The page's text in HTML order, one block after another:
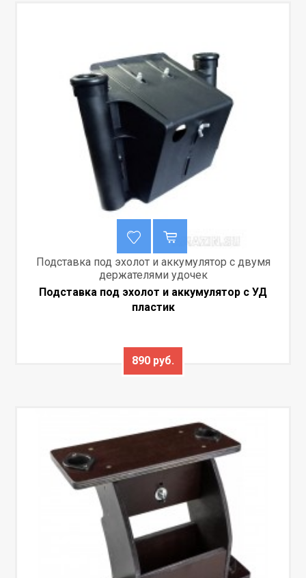
Подставка под эхолот и аккумулятор с двумя
держателями удочек
Подставка под эхолот и аккумулятор с УД
пластик
890 руб.